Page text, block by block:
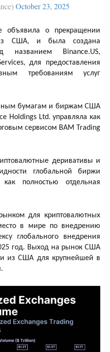
October 23, 2025
объявила о прекращении
из США, и была создана
названием Binance.US,
для предоставления
требованиям услуг
бумагам и биржам США
Holdings Ltd. управляла как
сервисом BAM Trading
деривативы и
глобальной биржи
полностью отдельная
для криптовалютных
в мире по внедрению
глобального внедрения
год. Выход на рынок США
из США для крупнейшей в